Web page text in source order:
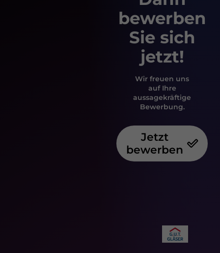
bewerben
Sie sich
jetzt!
Wir freuen uns
auf Ihre
aussagekräftige
Bewerbung.
Jetzt
bewerben